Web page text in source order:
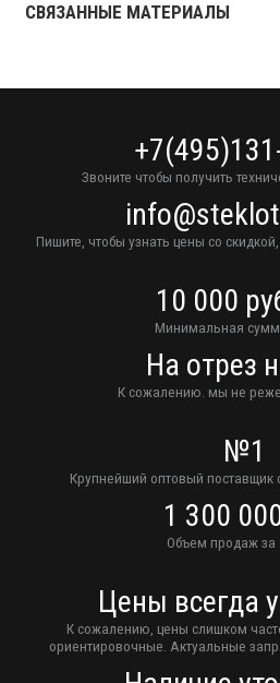
СВЯЗАННЫЕ МАТЕРИАЛЫ
Звоните чтобы получить
Пишите, чтобы узнать цены со
10 000
Минимальная
На отрез
К сожалению. мы не
№1
Крупнейший оптовый поставщик
1 300
Объем продаж за
Цены всегда
К сожалению, цены слишком
ориентировочные. Актуальные